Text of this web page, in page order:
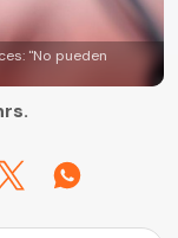
"No pueden